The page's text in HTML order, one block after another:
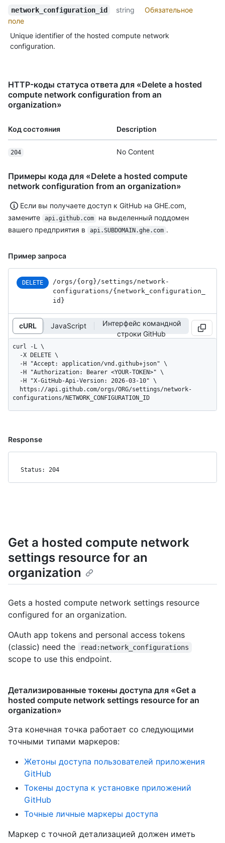
network_configuration_id string
Обязательное
поле
Unique identifier of the hosted compute network
configuration.
HTTP-коды статуса ответа для «Delete a hosted
compute network configuration from an
organization»
Код состояния Description
204 No Content
Примеры кода для «Delete a hosted compute
network configuration from an organization»
Если вы получаете доступ к GitHub на GHE.com,
замените
api.github.com
на выделенный поддомен
вашего предприятия в
api.SUBDOMAIN.ghe.com .
Пример запроса
DELETE /orgs /{org} /settings /network-
configurations /{network_ configuration_
id}
cURL JavaScript
Интерфейс командной
строки GitHub
curl -L \
configurations/NETWORK_CONFIGURATION_ID
Response
Status: 204
Get a hosted compute network
settings resource for an
organization
Gets a hosted compute network settings resource
configured for an organization.
OAuth app tokens and personal access tokens
(classic) need the
read:network_configurations
scope to use this endpoint.
Детализированные токены доступа для «Get a
hosted compute network settings resource for an
organization»
Эта конечная точка работает со следующими
точными типами маркеров:
Жетоны доступа пользователей приложения
GitHub
Токены доступа к установке приложений
GitHub
Точные личные маркеры доступа
Маркер с точной детализацией должен иметь